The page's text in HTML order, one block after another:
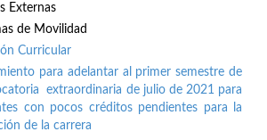
Externas
de Movilidad
Curricular
para adelantar al primer semestre de
extraordinaria de julio de 2021 para
con pocos créditos pendientes para la
de la carrera